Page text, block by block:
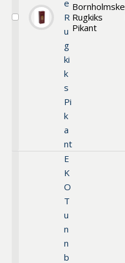
Välj
e
R
u
g
ki
k
s
Pi
k
a
nt
Bornholmske
Rugkiks
Pikant
E
K
O
T
u
n
n
b